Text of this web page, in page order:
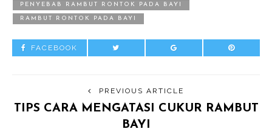
PENYEBAB RAMBUT RONTOK PADA BAYI
RAMBUT RONTOK PADA BAYI
FACEBOOK
PREVIOUS ARTICLE
TIPS CARA MENGATASI CUKUR RAMBUT
BAYI